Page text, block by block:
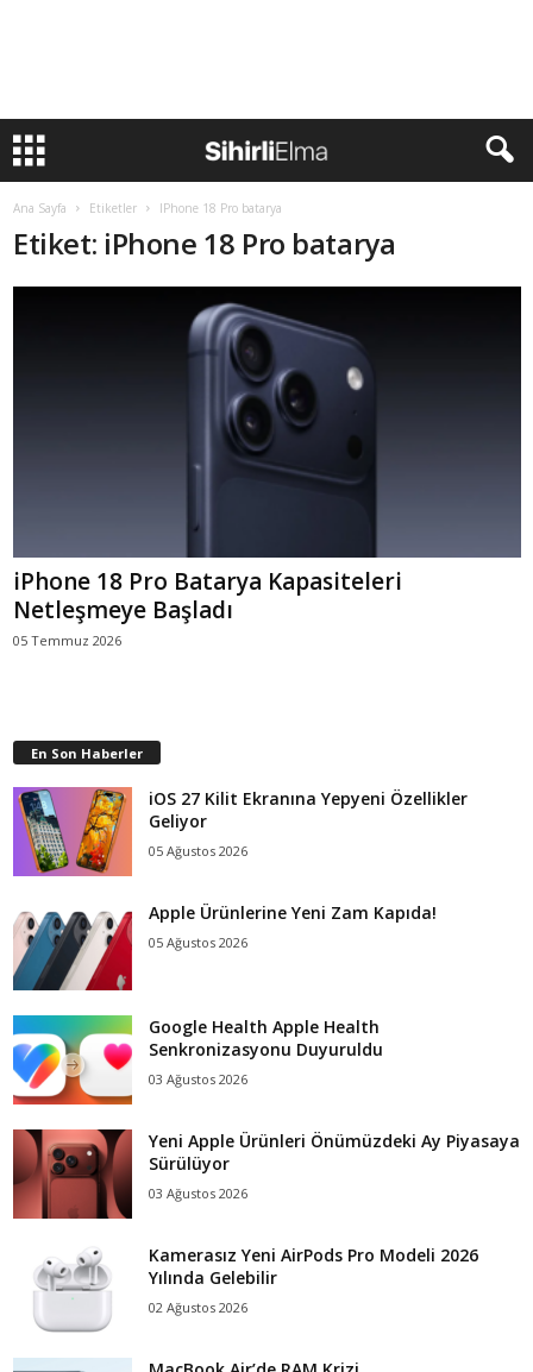
Ana Sayfa Etiketler IPhone 18 Pro batarya
Etiket: iPhone 18 Pro batarya
iPhone 18 Pro Batarya Kapasiteleri
Netleşmeye Başladı
05 Temmuz 2026
En Son Haberler
iOS 27 Kilit Ekranına Yepyeni Özellikler
Geliyor
05 Ağustos 2026
Apple Ürünlerine Yeni Zam Kapıda!
05 Ağustos 2026
Google Health Apple Health
Senkronizasyonu Duyuruldu
03 Ağustos 2026
Yeni Apple Ürünleri Önümüzdeki Ay Piyasaya
Sürülüyor
03 Ağustos 2026
Kamerasız Yeni AirPods Pro Modeli 2026
Yılında Gelebilir
02 Ağustos 2026